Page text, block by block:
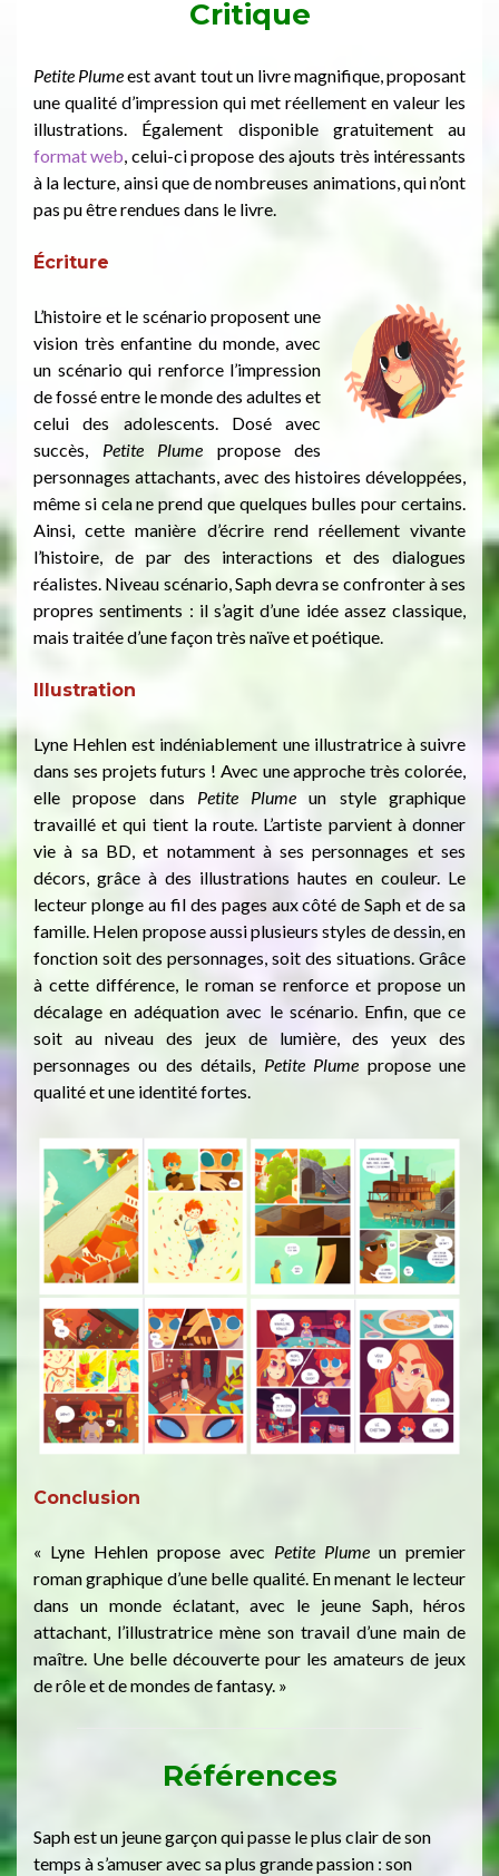
Critique
Petite Plumeest avant tout un livre magnifique, proposant
une qualité d’impression qui met réellement en valeur les
illustrations. Également disponible gratuitement au
format web, celui-ci propose des ajouts très intéressants
à la lecture, ainsi que de nombreuses animations, qui n’ont
pas pu être rendues dans le livre.
Écriture
L’histoire et le scénario proposent une
vision très enfantine du monde, avec
un scénario qui renforce l’impression
de fossé entre le monde des adultes et
celui des adolescents. Dosé avec
succès, Petite Plume propose des
personnages attachants, avec des histoires développées,
même si cela ne prend que quelques bulles pour certains.
Ainsi, cette manière d’écrire rend réellement vivante
l’histoire, de par des interactions et des dialogues
réalistes. Niveau scénario, Saph devra se confronter à ses
propres sentiments : il s’agit d’une idée assez classique,
mais traitée d’une façon très naïve et poétique.
Illustration
Lyne Hehlen est indéniablement une illustratrice à suivre
dans ses projets futurs ! Avec une approche très colorée,
elle propose dans Petite Plume un style graphique
travaillé et qui tient la route. L’artiste parvient à donner
vie à sa BD, et notamment à ses personnages et ses
décors, grâce à des illustrations hautes en couleur. Le
lecteur plonge au fil des pages aux côté de Saph et de sa
famille. Helen propose aussi plusieurs styles de dessin, en
fonction soit des personnages, soit des situations. Grâce
à cette différence, le roman se renforce et propose un
décalage en adéquation avec le scénario. Enfin, que ce
soit au niveau des jeux de lumière, des yeux des
personnages ou des détails, Petite Plume propose une
qualité et une identité fortes.
Conclusion
« Lyne Hehlen propose avec Petite Plume un premier
roman graphique d’une belle qualité. En menant le lecteur
dans un monde éclatant, avec le jeune Saph, héros
attachant, l’illustratrice mène son travail d’une main de
maître. Une belle découverte pour les amateurs de jeux
de rôle et de mondes de fantasy. »
Références
Saph est un jeune garçon qui passe le plus clair de son
temps à s’amuser avec sa plus grande passion : son